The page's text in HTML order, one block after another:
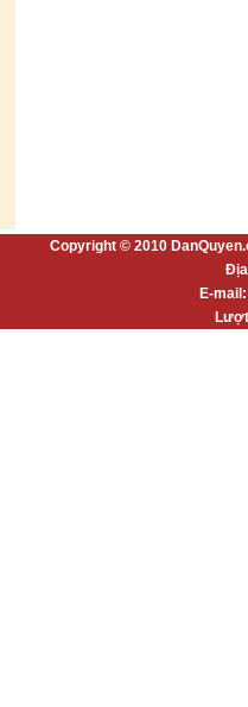
Copyright © 2010
E-